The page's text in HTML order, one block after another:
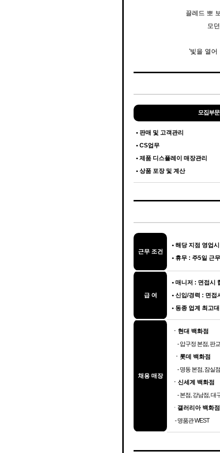
끌레드 뽀
모
'빛을 열어
모집부문
• 판매 및 고객관리
• CS업무
• 제품 디스플레이 매장관리
• 상품 포장 및 계산
근무 조건
• 해당 지점 영업
• 휴무 : 주5일 근
급 여
• 매니저 : 면접시
• 신입/경력 : 면접
• 동종 업계 최고
채용 매장
ㆍ현대 백화점
- 압구정 본점, 판
ㆍ롯데 백화점
- 명동 본점, 잠실
ㆍ신세계 백화점
- 본점, 강남점, 대
ㆍ 갤러리아 백화점
- 명품관 WEST